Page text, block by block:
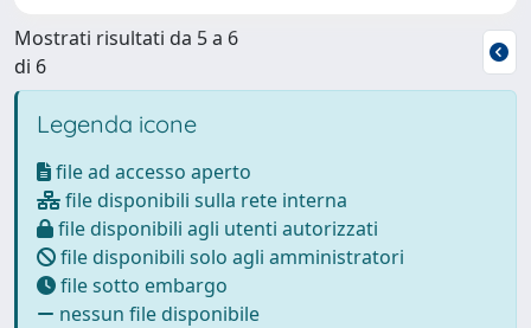
Mostrati risultati da 5 a 6
di 6
Legenda icone
file ad accesso aperto
file disponibili sulla rete interna
file disponibili agli utenti autorizzati
file disponibili solo agli amministratori
file sotto embargo
nessun file disponibile